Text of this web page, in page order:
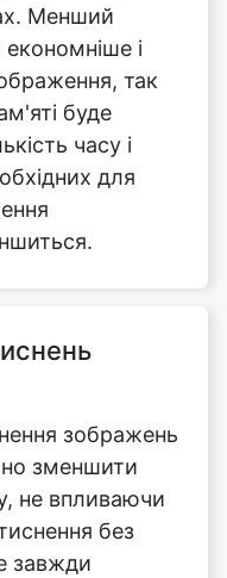
буде
часу і
для
зображень
зменшити
не впливаючи
без
завжди
ніж
зменшення
доцільно